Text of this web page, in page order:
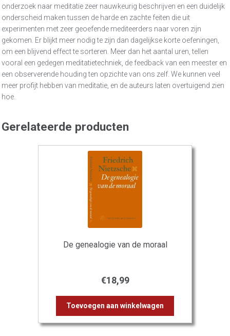
onderzoek naar meditatie zeer nauwkeurig beschrijven en een duidelijk
onderscheid maken tussen de harde en zachte feiten die uit
experimenten met zeer geoefende mediteerders naar voren zijn
gekomen. Er blijkt meer nodig te zijn dan dagelijkse korte oefeningen,
om een blijvend effect te sorteren. Meer dan het aantal uren, tellen
vooral een gedegen meditatietechniek, de feedback van een meester en
een observerende houding ten opzichte van ons zelf. We kunnen veel
meer profijt hebben van meditatie, en de auteurs laten overtuigend zien
hoe.
Gerelateerde producten
De genealogie van de moraal
€18,99
Toevoegen aan winkelwagen